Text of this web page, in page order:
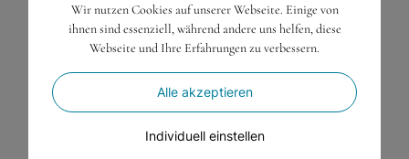
12. Januar 2026
Wir nutzen Cookies auf unserer Webseite. Einige von
ihnen sind essenziell, während andere uns helfen, diese
Webseite und Ihre Erfahrungen zu verbessern.
Alle akzeptieren
Individuell einstellen